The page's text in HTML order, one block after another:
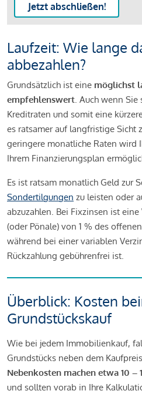
Jetzt abschließen!
Laufzeit: Wie lange
abbezahlen?
Grundsätzlich ist eine möglichst
empfehlenswert. Auch wenn Sie
Kreditraten und somit eine
es ratsamer auf langfristige Sicht
geringere monatliche Raten wird
Ihrem Finanzierungsplan
Es ist ratsam monatlich Geld zur
Sondertilgungen zu leisten oder
abzuzahlen. Bei Fixzinsen ist
(oder Pönale) von 1 % des
während bei einer variablen
Rückzahlung gebührenfrei ist.
Überblick: Kosten
Grundstückskauf
Wie bei jedem Immobilienkauf,
Grundstücks neben dem
Nebenkosten machen etwa 10 –
und sollten vorab in Ihre